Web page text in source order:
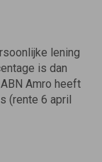
lening
is dan
Amro heeft
(rente 6 april